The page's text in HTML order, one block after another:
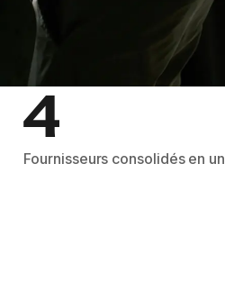
4
Fournisseurs consolidés en un